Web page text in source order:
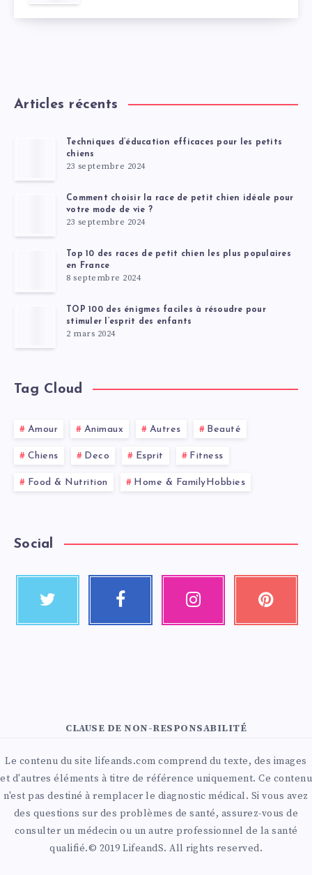
Articles récents
Techniques d’éducation efficaces pour les petits
chiens
23 septembre 2024
Comment choisir la race de petit chien idéale pour
votre mode de vie ?
23 septembre 2024
Top 10 des races de petit chien les plus populaires
en France
8 septembre 2024
TOP 100 des énigmes faciles à résoudre pour
stimuler l’esprit des enfants
2 mars 2024
Tag Cloud
Amour Animaux Autres Beauté
Chiens Deco Esprit Fitness
Food & Nutrition Home & FamilyHobbies
Social
CLAUSE DE NON-RESPONSABILITÉ
Le contenu du site lifeands.com comprend du texte, des images
et d'autres éléments à titre de référence uniquement. Ce contenu
n'est pas destiné à remplacer le diagnostic médical. Si vous avez
des questions sur des problèmes de santé, assurez-vous de
consulter un médecin ou un autre professionnel de la santé
qualifié.© 2019 LifeandS. All rights reserved.